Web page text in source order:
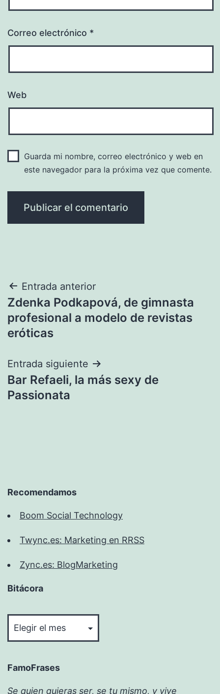
Correo electrónico *
Web
Guarda mi nombre, correo electrónico y web en
este navegador para la próxima vez que comente.
Navegación
de
entradas
Entrada anterior
Zdenka Podkapová, de gimnasta
profesional a modelo de revistas
eróticas
Entrada siguiente
Bar Refaeli, la más sexy de
Passionata
Recomendamos
Boom Social Technology
Twync.es: Marketing en RRSS
Zync.es: BlogMarketing
Bitácora
FamoFrases
Se quien quieras ser, se tu mismo, y vive